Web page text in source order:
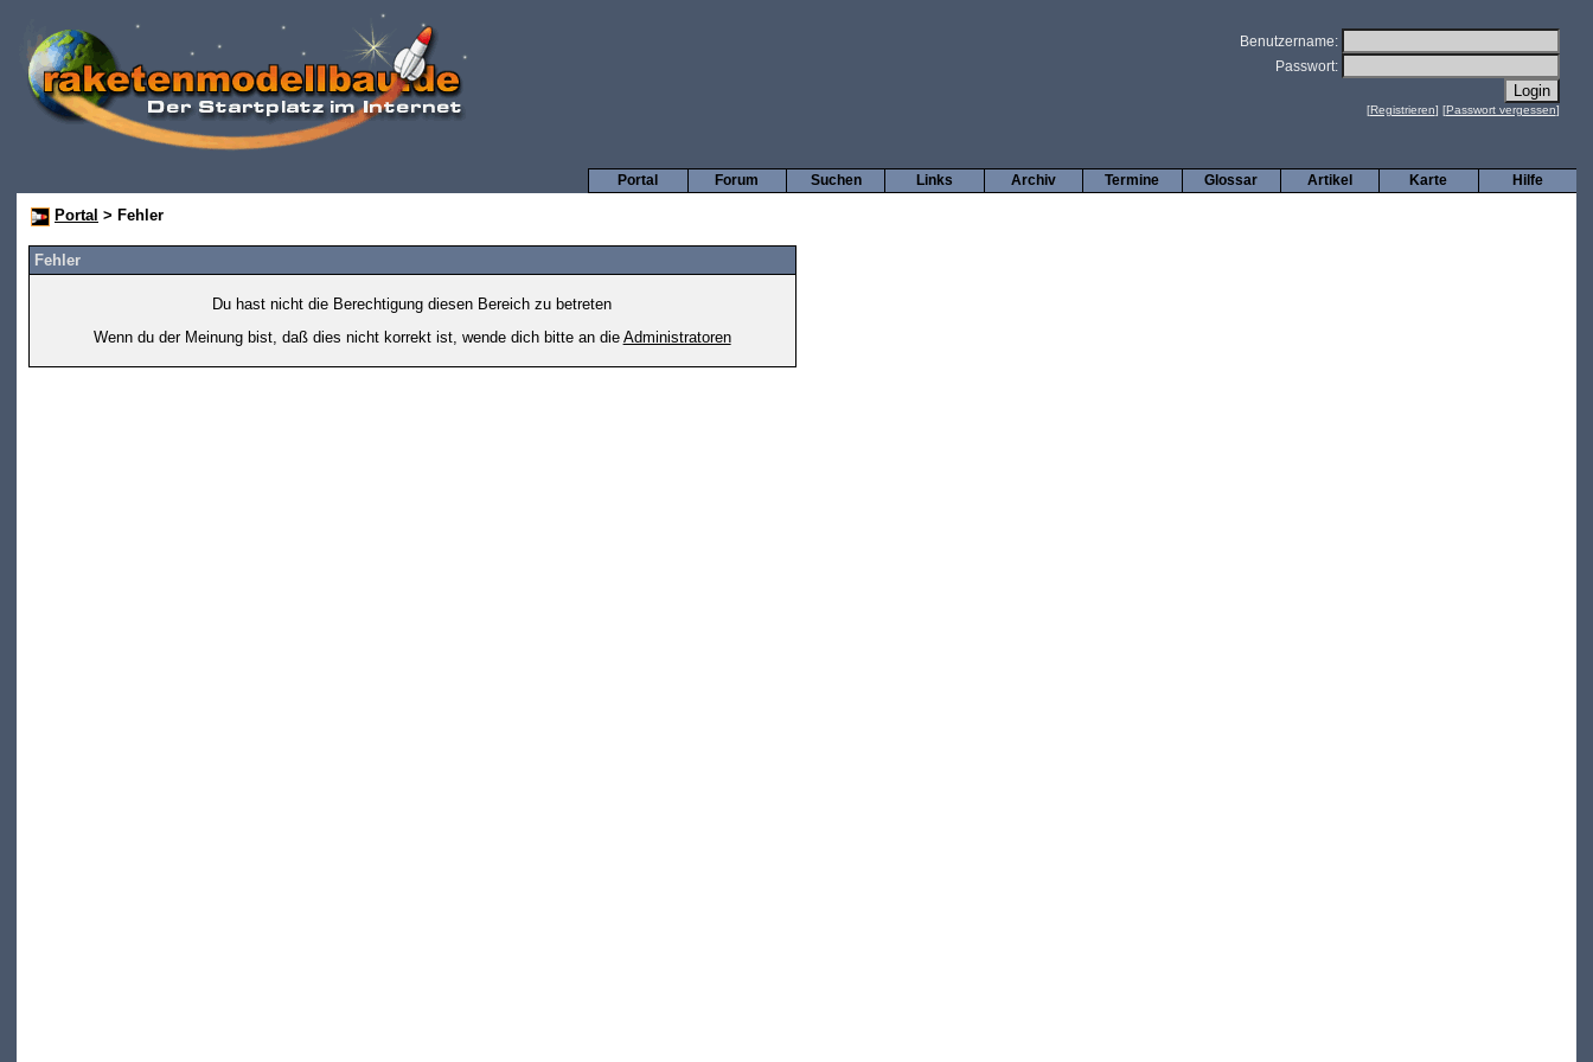
Benutzername:
Passwort:
[Registrieren] [Passwort vergessen]
Hilfe
Karte
Artikel
Glossar
Termine
Archiv
Links
Suchen
Forum
Portal
Portal > Fehler
Fehler
Du hast nicht die Berechtigung diesen Bereich zu betreten
Wenn du der Meinung bist, daß dies nicht korrekt ist, wende dich bitte an die Administratoren